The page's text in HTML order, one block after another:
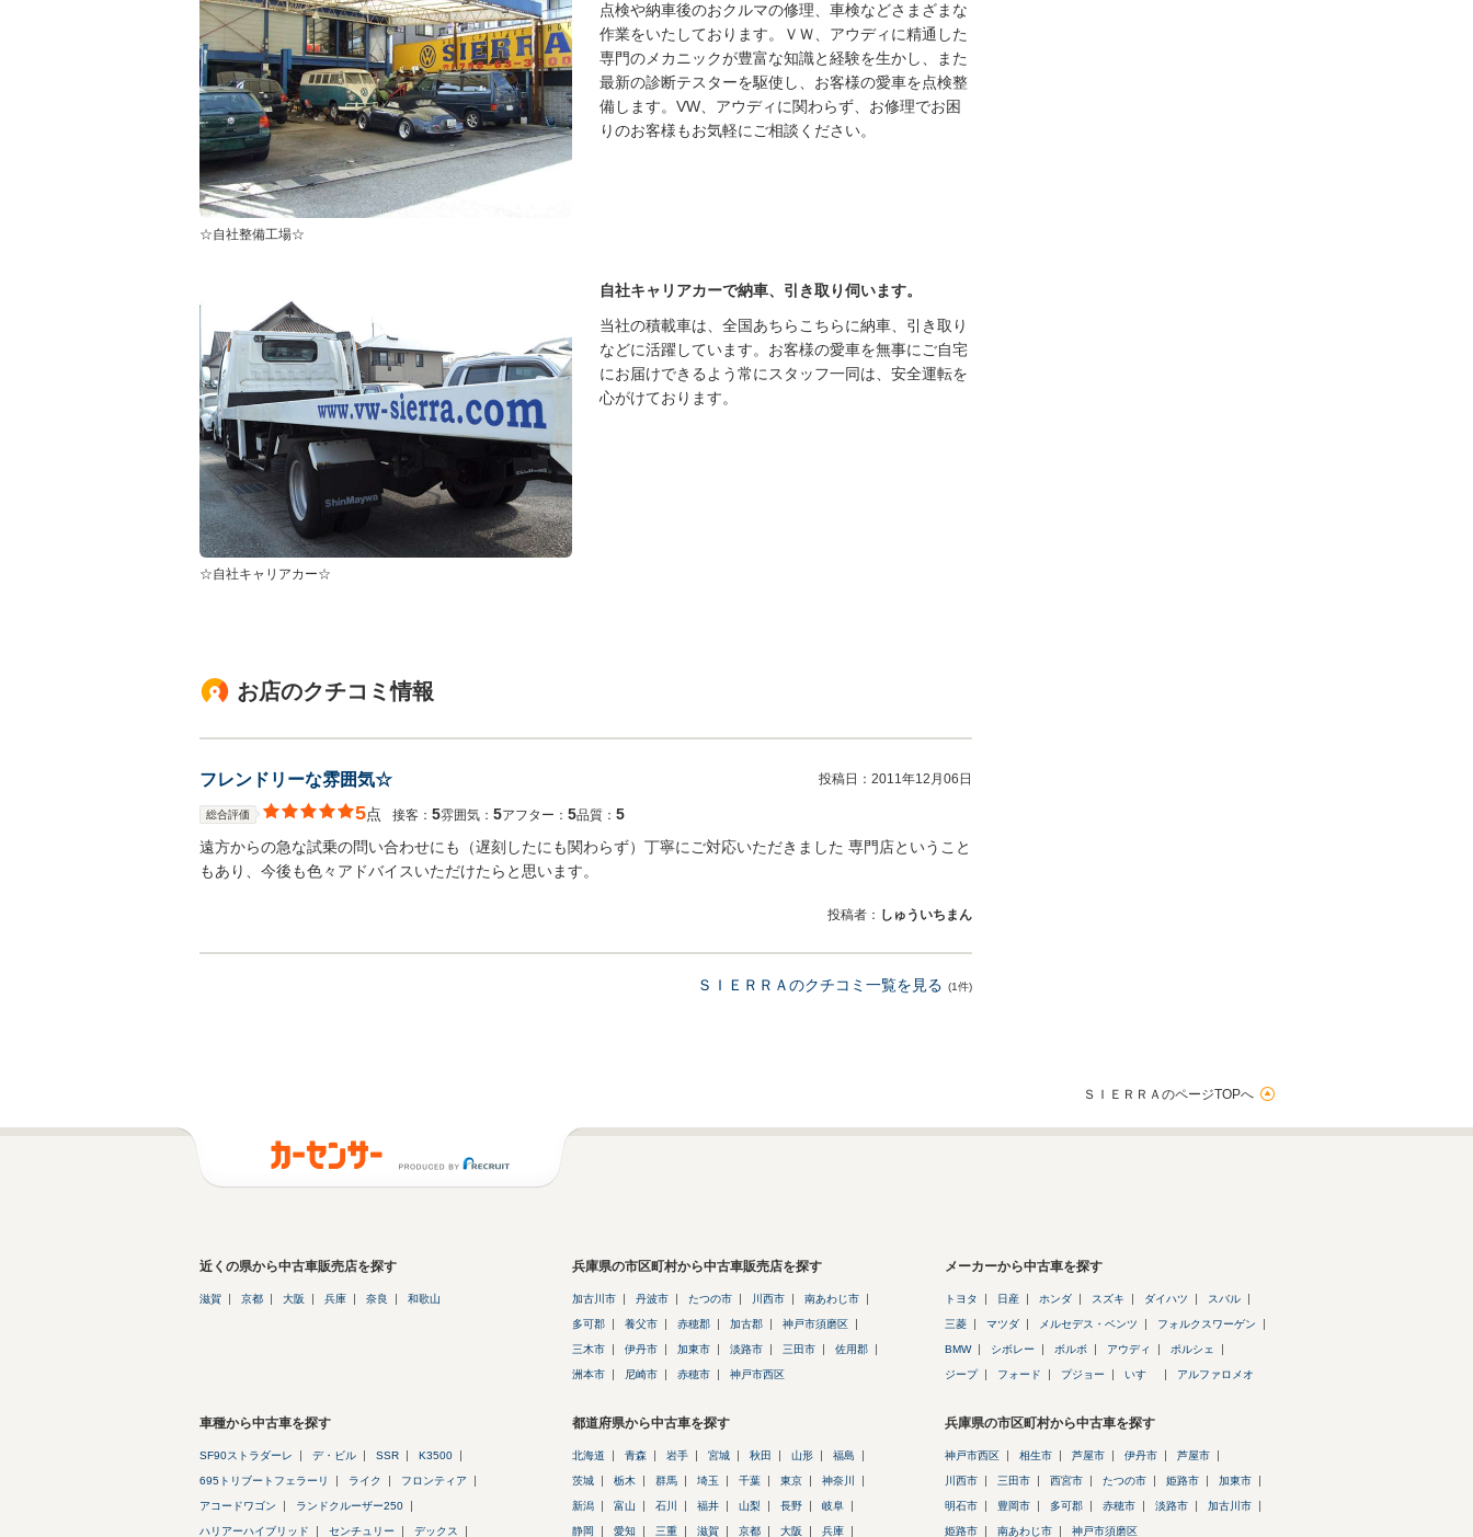
☆自社整備工場☆
点検や納車後のおクルマの修理、車検などさまざまな
作業をいたしております。ＶＷ、アウディに精通した
専門のメカニックが豊富な知識と経験を生かし、また
最新の診断テスターを駆使し、お客様の愛車を点検整
備します。VW、アウディに関わらず、お修理でお困
りのお客様もお気軽にご相談ください。
☆自社キャリアカー☆
自社キャリアカーで納車、引き取り伺います。
当社の積載車は、全国あちらこちらに納車、引き取り
などに活躍しています。お客様の愛車を無事にご自宅
にお届けできるよう常にスタッフ一同は、安全運転を
心がけております。
お店のクチコミ情報
フレンドリーな雰囲気☆ 投稿日： 2011年12月06日
総合評価 5点 接客： 5雰囲気： 5アフター： 5品質： 5
遠方からの急な試乗の問い合わせにも（遅刻したにも関わらず）丁寧にご対応いただきました 専門店ということ
もあり、今後も色々アドバイスいただけたらと思います。
投稿者： しゅういちまん
ＳＩＥＲＲＡのクチコミ一覧を見る (1件)
ＳＩＥＲＲＡのページTOPへ
近くの県から中古車販売店を探す
滋賀 京都 大阪 兵庫 奈良 和歌山
兵庫県の市区町村から中古車販売店を探す
加古川市 丹波市 たつの市 川西市 南あわじ市
多可郡 養父市 赤穂郡 加古郡 神戸市須磨区
三木市 伊丹市 加東市 淡路市 三田市 佐用郡
洲本市 尼崎市 赤穂市 神戸市西区
メーカーから中古車を探す
トヨタ 日産 ホンダ スズキ ダイハツ スバル
三菱 マツダ メルセデス・ベンツ フォルクスワーゲン
BMW シボレー ボルボ アウディ ポルシェ
ジープ フォード プジョー いすゞ アルファロメオ
車種から中古車を探す
SF90ストラダーレ デ・ビル SSR K3500
695トリブートフェラーリ ライク フロンティア
アコードワゴン ランドクルーザー250
ハリアーハイブリッド センチュリー デックス
都道府県から中古車を探す
北海道 青森 岩手 宮城 秋田 山形 福島
茨城 栃木 群馬 埼玉 千葉 東京 神奈川
新潟 富山 石川 福井 山梨 長野 岐阜
静岡 愛知 三重 滋賀 京都 大阪 兵庫
兵庫県の市区町村から中古車を探す
神戸市西区 相生市 芦屋市 伊丹市 芦屋市
川西市 三田市 西宮市 たつの市 姫路市 加東市
明石市 豊岡市 多可郡 赤穂市 淡路市 加古川市
姫路市 南あわじ市 神戸市須磨区